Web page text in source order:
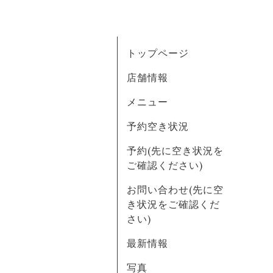
トップページ
店舗情報
メニュー
予約空き状況
予約(先に空き状況を
ご確認ください)
お問い合わせ(先に空
き状況をご確認くだ
さい)
最新情報
写真